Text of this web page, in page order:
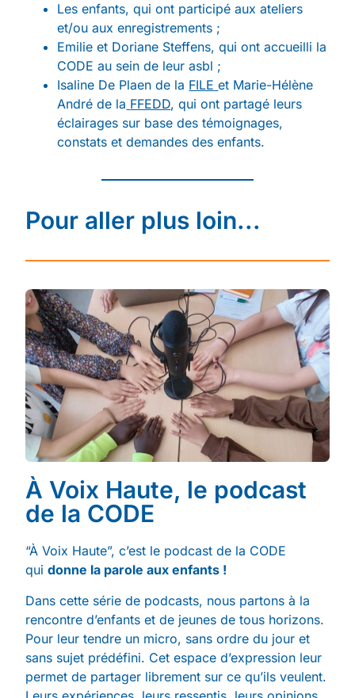
Les enfants, qui ont participé aux ateliers
et/ou aux enregistrements ;
Emilie et Doriane Steffens, qui ont accueilli la
CODE au sein de leur asbl ;
Isaline De Plaen de la FILE et Marie-Hélène
André de la FFEDD, qui ont partagé leurs
éclairages sur base des témoignages,
constats et demandes des enfants.
Pour aller plus loin...
À Voix Haute, le podcast
de la CODE
“À Voix Haute”, c’est le podcast de la CODE
quidonne la parole aux enfants !
Dans cette série de podcasts, nous partons à la
rencontre d’enfants et de jeunes de tous horizons.
Pour leur tendre un micro, sans ordre du jour et
sans sujet prédéfini. Cet espace d’expression leur
permet de partager librement sur ce qu’ils veulent.